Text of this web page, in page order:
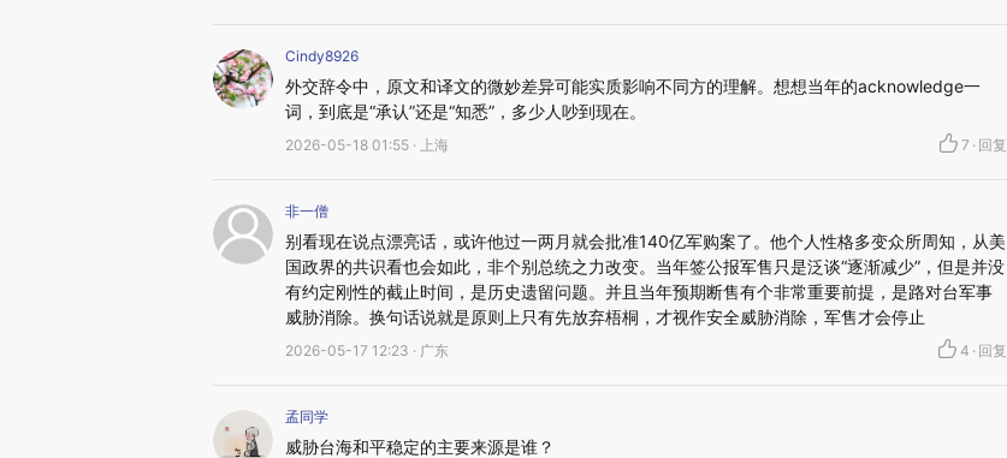
Cindy8926
外交辞令中，原文和译文的微妙差异可能实质影响不同方的理解。想想当年的acknowledge一
词，到底是“承认”还是“知悉”，多少人吵到现在。
2026-05-18 01:55 · 上海 7 · 回复
非一僧
别看现在说点漂亮话，或许他过一两月就会批准140亿军购案了。他个人性格多变众所周知，从美
国政界的共识看也会如此，非个别总统之力改变。当年签公报军售只是泛谈“逐渐减少”，但是并没
有约定刚性的截止时间，是历史遗留问题。并且当年预期断售有个非常重要前提，是路对台军事
威胁消除。换句话说就是原则上只有先放弃梧桐，才视作安全威胁消除，军售才会停止
2026-05-17 12:23 · 广东 4 · 回复
孟同学
威胁台海和平稳定的主要来源是谁？